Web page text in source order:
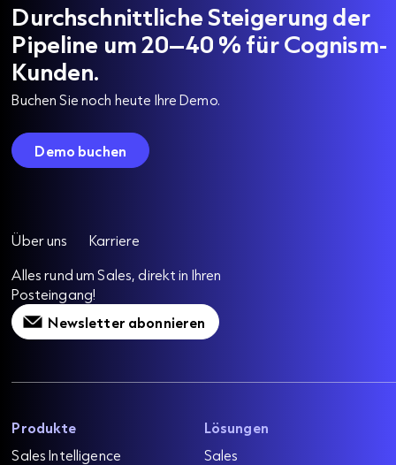
Durchschnittliche Steigerung der
Pipeline um 20–40 % für Cognism-
Kunden.
Buchen Sie noch heute Ihre Demo.
Demo buchen
Über uns
Karriere
Alles rund um Sales, direkt in Ihren
Posteingang!
Newsletter abonnieren
Produkte
Sales Intelligence
Lösungen
Sales